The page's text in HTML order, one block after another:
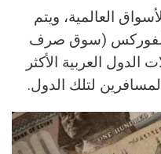
العالمية، ويتم
الفوركس (سوق صرف
الدول العربية الأكثر
لتلك الدول.